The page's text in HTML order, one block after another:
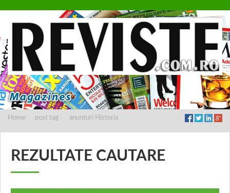
Home post tag anunturi Historia
REZULTATE CAUTARE